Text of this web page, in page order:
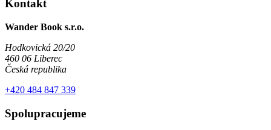
Kontakt
Wander Book s.r.o.
Hodkovická 20/20
460 06 Liberec
Česká republika
+420 484 847 339
Spolupracujeme